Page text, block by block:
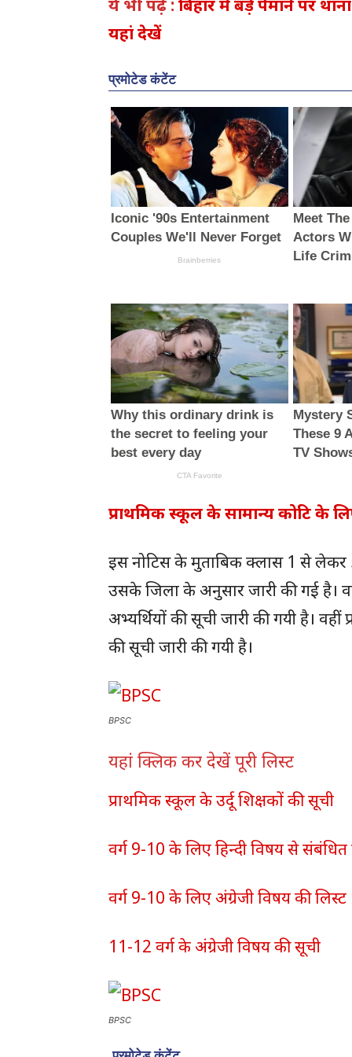
ये भी पढ़ें :बिहार में बड़े पैमाने पर
यहां देखें
प्राथमिक स्कूल के सामान्य कोटि के
इस नोटिस के मुताबिक क्लास 1 से
उसके जिला के अनुसार जारी की गई है।
अभ्यर्थियों की सूची जारी की गयी है।
की सूची जारी की गयी है।
BPSC
यहां क्लिक कर देखें पूरी लिस्ट
प्राथमिक स्कूल के उर्दू शिक्षकों की सूची
वर्ग 9-10 के लिए हिन्दी विषय से
वर्ग 9-10 के लिए अंग्रेजी विषय की लिस्ट
11-12 वर्ग के अंग्रेजी विषय की सूची
BPSC